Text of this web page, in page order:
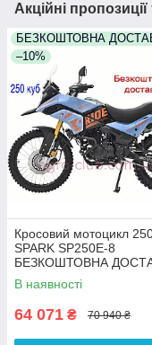
Акційні
БЕЗКОШТОВНА
–10%
Кросовий мотоцикл 250
SPARK SP250E-8
БЕЗКОШТОВНА
В наявності
64 071 ₴ 70 940 ₴